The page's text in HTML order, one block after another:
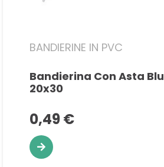
BANDIERINE IN PVC
Bandierina Con Asta Blu
20x30
0,49 €